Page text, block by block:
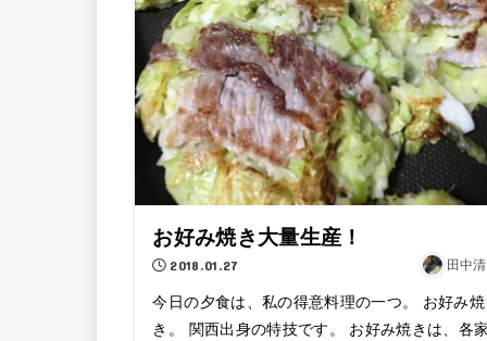
お好み焼き大量生産！
2018.01.27 田中
今日の夕食は、私の得意料理の一つ。 お好み焼
き。 関西出身の特技です。 お好み焼きは、各